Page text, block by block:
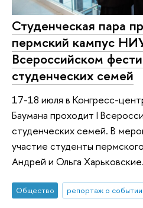
Студенческая пара
пермский кампус
Всероссийском
студенческих семей
17-18 июля в Конгресс-
Баумана проходит I
студенческих семей. В
участие студенты
Андрей и Ольга Харьковские.
Общество репортаж о событии